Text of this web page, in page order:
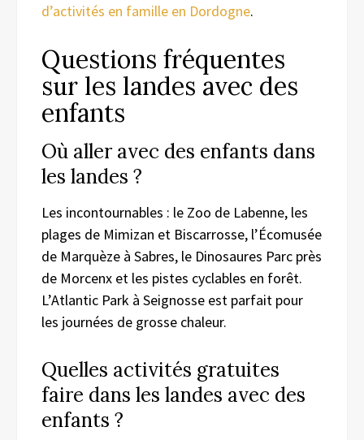
d’activités en famille en Dordogne.
Questions fréquentes
sur les landes avec des
enfants
Où aller avec des enfants dans
les landes ?
Les incontournables : le Zoo de Labenne, les
plages de Mimizan et Biscarrosse, l’Écomusée
de Marquèze à Sabres, le Dinosaures Parc près
de Morcenx et les pistes cyclables en forêt.
L’Atlantic Park à Seignosse est parfait pour
les journées de grosse chaleur.
Quelles activités gratuites
faire dans les landes avec des
enfants ?